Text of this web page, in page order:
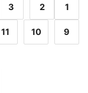
1
2
3
9
10
11